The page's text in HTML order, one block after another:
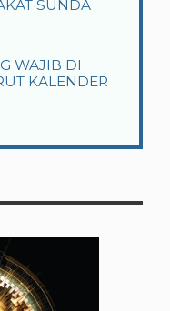
SUNDA
WAJIB DI
KALENDER